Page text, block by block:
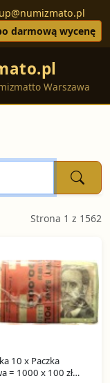
darmową wycenę
Warszawa
Strona 1 z 1562
10 x Paczka
= 1000 x 100 zł